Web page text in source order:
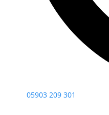
05903 209 301